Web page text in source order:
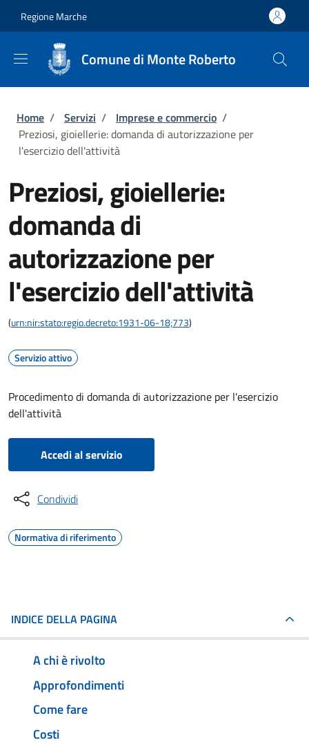
Regione Marche
Comune di Monte Roberto
Briciole di pane
Home / Servizi / Imprese e commercio /
Preziosi, gioiellerie: domanda di autorizzazione per
l'esercizio dell'attività
Preziosi, gioiellerie:
domanda di
autorizzazione per
l'esercizio dell'attività
(urn:nir:stato:regio.decreto:1931-06-18;773)
Servizio attivo
Procedimento di domanda di autorizzazione per l'esercizio
dell'attività
Accedi al servizio
Condividi
Normativa di riferimento
INDICE DELLA PAGINA
A chi è rivolto
Approfondimenti
Come fare
Costi